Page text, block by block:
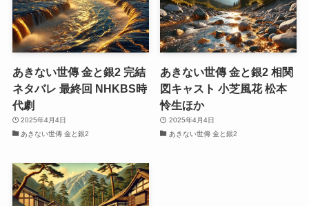
あきない世傳 金と銀2 完結
ネタバレ 最終回 NHKBS時
代劇
2025年4月4日
あきない世傳 金と銀2
あきない世傳 金と銀2 相関
図キャスト 小芝風花 松本
怜生ほか
2025年4月4日
あきない世傳 金と銀2